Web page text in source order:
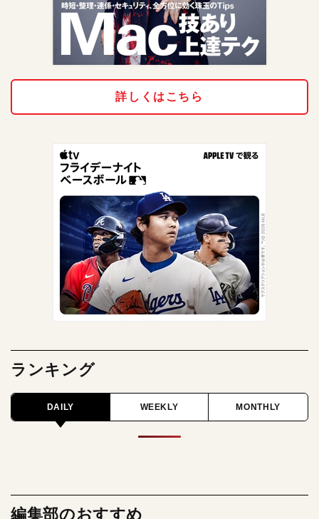
詳しくはこちら
ランキング
DAILY WEEKLY MONTHLY
編集部のおすすめ